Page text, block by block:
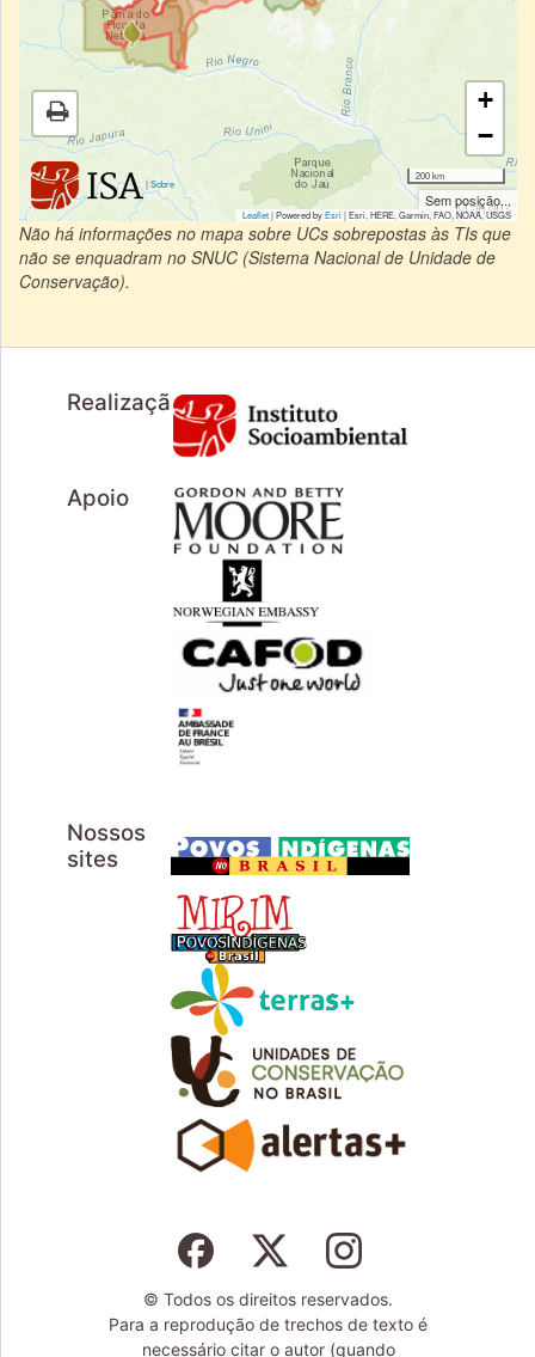
|Sobre
+
−
200 km
Sem posição...
Leaflet| Powered byEsri|Esri, HERE, Garmin, FAO, NOAA, USGS
Não há informações no mapa sobre UCs sobrepostas às TIs que
não se enquadram no SNUC (Sistema Nacional de Unidade de
Conservação).